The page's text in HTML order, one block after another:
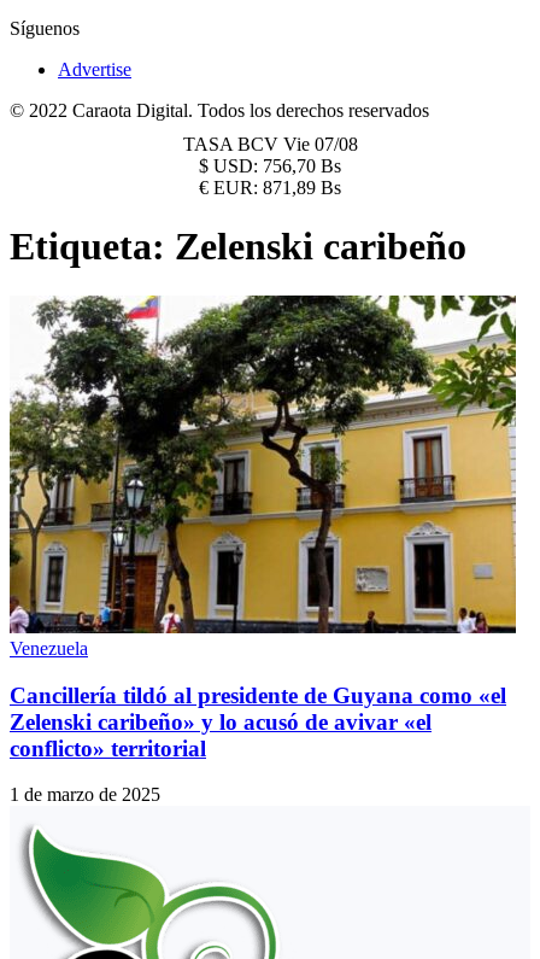
Síguenos
Advertise
© 2022 Caraota Digital. Todos los derechos reservados
TASA BCV Vie 07/08
$ USD: 756,70 Bs
€ EUR: 871,89 Bs
Etiqueta: Zelenski caribeño
Venezuela
Cancillería tildó al presidente de Guyana como «el
Zelenski caribeño» y lo acusó de avivar «el
conflicto» territorial
1 de marzo de 2025